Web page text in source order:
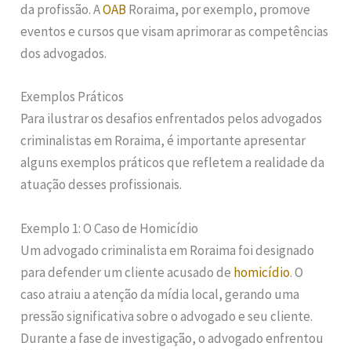
da profissão. AOABRoraima, por exemplo, promove
eventos e cursos que visam aprimorar as competências
dos advogados.
Exemplos Práticos
Para ilustrar os desafios enfrentados pelos advogados
criminalistas em Roraima, é importante apresentar
alguns exemplos práticos que refletem a realidade da
atuação desses profissionais.
Exemplo 1: O Caso de Homicídio
Um advogado criminalista em Roraima foi designado
para defender um cliente acusado de homicídio. O
caso atraiu a atenção da mídia local, gerando uma
pressão significativa sobre o advogado e seu cliente.
Durante a fase de investigação, o advogado enfrentou